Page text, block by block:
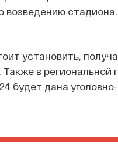
возведению
установить,
в региональной
будет дана